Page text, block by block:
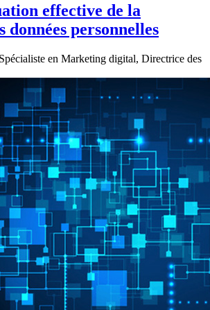
effective de la
données personnelles
en Marketing digital, Directrice des